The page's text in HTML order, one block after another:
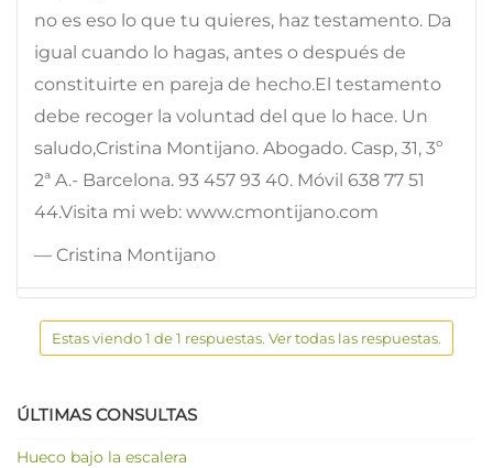
no es eso lo que tu quieres, haz testamento. Da
igual cuando lo hagas, antes o después de
constituirte en pareja de hecho.El testamento
debe recoger la voluntad del que lo hace. Un
saludo,Cristina Montijano. Abogado. Casp, 31, 3º
2ª A.- Barcelona. 93 457 93 40. Móvil 638 77 51
44.Visita mi web: www.cmontijano.com
— Cristina Montijano
Estas viendo 1 de 1 respuestas. Ver todas las respuestas.
ÚLTIMAS CONSULTAS
Hueco bajo la escalera